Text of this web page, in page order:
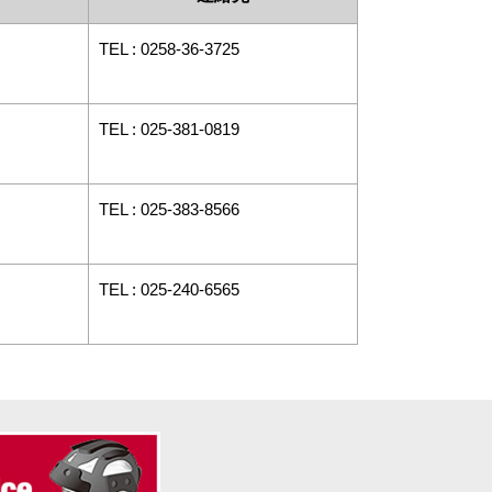
TEL : 0258-36-3725
TEL : 025-381-0819
TEL : 025-383-8566
TEL : 025-240-6565